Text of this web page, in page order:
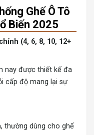
Ghế Ô Tô
Biến 2025
(4, 6, 8, 10, 12+
nay được thiết kế đa
cấp độ mang lại sự
thường dùng cho ghế